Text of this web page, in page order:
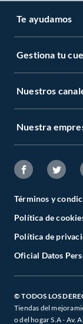
Te ayudamos
Gestiona tu
Nuestros
Nuestra
Términos y
Política de
Política de
Oficial Datos
© TODOS LOS
Tiendas del
o del hogar S.A - Av.